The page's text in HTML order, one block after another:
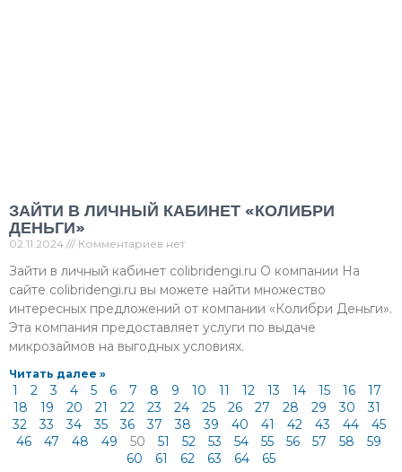
ЗАЙТИ В ЛИЧНЫЙ КАБИНЕТ «КОЛИБРИ
ДЕНЬГИ»
02.11.2024 Комментариев нет
Зайти в личный кабинет colibridengi.ru О компании На
сайте colibridengi.ru вы можете найти множество
интересных предложений от компании «Колибри Деньги».
Эта компания предоставляет услуги по выдаче
микрозаймов на выгодных условиях.
Читать далее »
1 2 3 4 5 6 7 8 9 10 11 12 13 14 15 16
17
18
19 20 21 22 23 24 25 26 27 28 29 30
31
32
33 34 35 36 37 38 39 40 41 42 43 44
45
46
47 48 49 50 51 52 53 54 55 56 57 58
59
60
61 62 63 64 65